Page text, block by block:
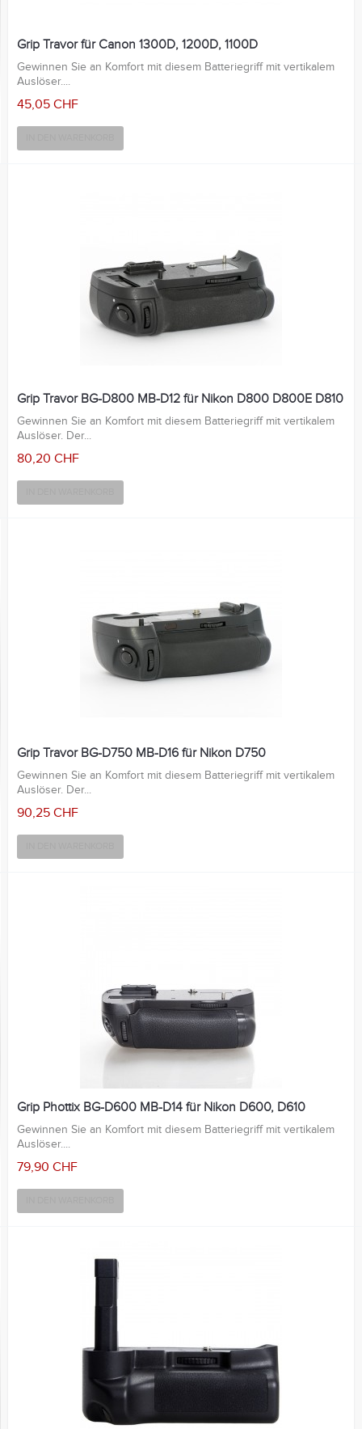
Grip Travor für Canon 1300D, 1200D, 1100D
Gewinnen Sie an Komfort mit diesem Batteriegriff mit vertikalem
Auslöser....
45,05 CHF
Grip Travor BG-D800 MB-D12 für Nikon D800 D800E D810
Gewinnen Sie an Komfort mit diesem Batteriegriff mit vertikalem
Auslöser. Der...
80,20 CHF
Grip Travor BG-D750 MB-D16 für Nikon D750
Gewinnen Sie an Komfort mit diesem Batteriegriff mit vertikalem
Auslöser. Der...
90,25 CHF
Grip Phottix BG-D600 MB-D14 für Nikon D600, D610
Gewinnen Sie an Komfort mit diesem Batteriegriff mit vertikalem
Auslöser....
79,90 CHF